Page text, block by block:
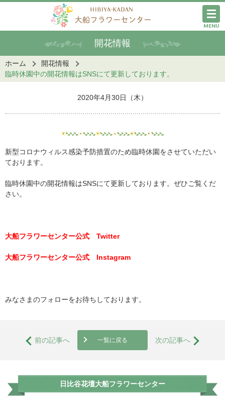
MENU
開花情報
ホーム
開花情報
臨時休園中の開花情報はSNSにて更新しております。
2020年4月30日（木）
新型コロナウィルス感染予防措置のため臨時休園をさせていただい
ております。
臨時休園中の開花情報はSNSにて更新しております。ぜひご覧くだ
さい。
大船フラワーセンター公式 Twitter
大船フラワーセンター公式 Instagram
みなさまのフォローをお待ちしております。
前の記事へ 一覧に戻る 次の記事へ
日比谷花壇大船フラワーセンター